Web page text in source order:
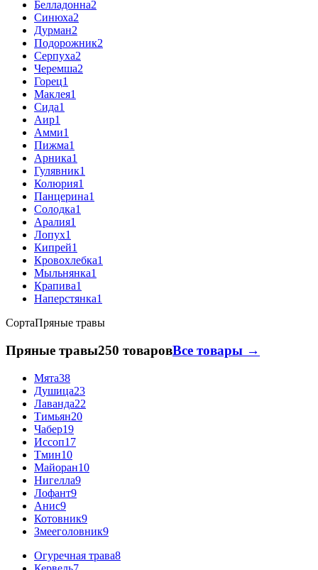
Белладонна2
Синюха2
Дурман2
Подорожник2
Серпуха2
Черемша2
Горец1
Маклея1
Сида1
Аир1
Амми1
Пижма1
Арника1
Гулявник1
Колюрия1
Панцерина1
Солодка1
Аралия1
Лопух1
Кипрей1
Кровохлебка1
Мыльнянка1
Крапива1
Наперстянка1
СортаПряные травы
Пряные травы250 товаровВсе товары →
Мята38
Душица23
Лаванда22
Тимьян20
Чабер19
Иссоп17
Тмин10
Майоран10
Нигелла9
Лофант9
Анис9
Котовник9
Змееголовник9
Огуречная трава8